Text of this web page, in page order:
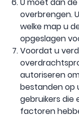
overbrengen.
welke map u
opgeslagen
Voordat u
autoriseren
bestanden op
gebruikers
factoren